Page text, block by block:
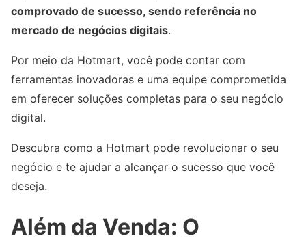
comprovado de sucesso, sendo referência no
mercado de negócios digitais.
Por meio da Hotmart, você pode contar com
ferramentas inovadoras e uma equipe comprometida
em oferecer soluções completas para o seu negócio
digital.
Descubra como a Hotmart pode revolucionar o seu
negócio e te ajudar a alcançar o sucesso que você
deseja.
Além da Venda: O